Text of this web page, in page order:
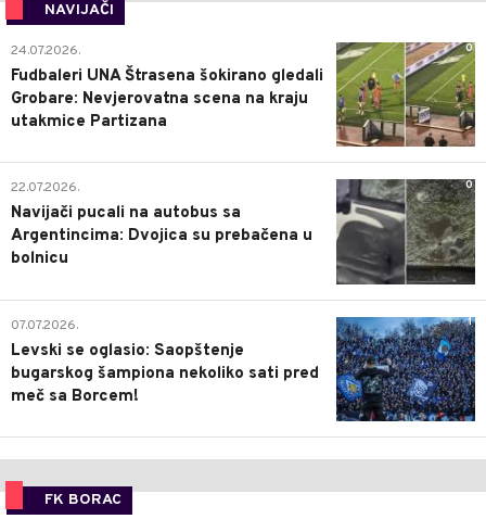
NAVIJAČI
0
24.07.2026.
Fudbaleri UNA Štrasena šokirano gledali
Grobare: Nevjerovatna scena na kraju
utakmice Partizana
0
22.07.2026.
Navijači pucali na autobus sa
Argentincima: Dvojica su prebačena u
bolnicu
1
07.07.2026.
Levski se oglasio: Saopštenje
bugarskog šampiona nekoliko sati pred
meč sa Borcem!
FK BORAC